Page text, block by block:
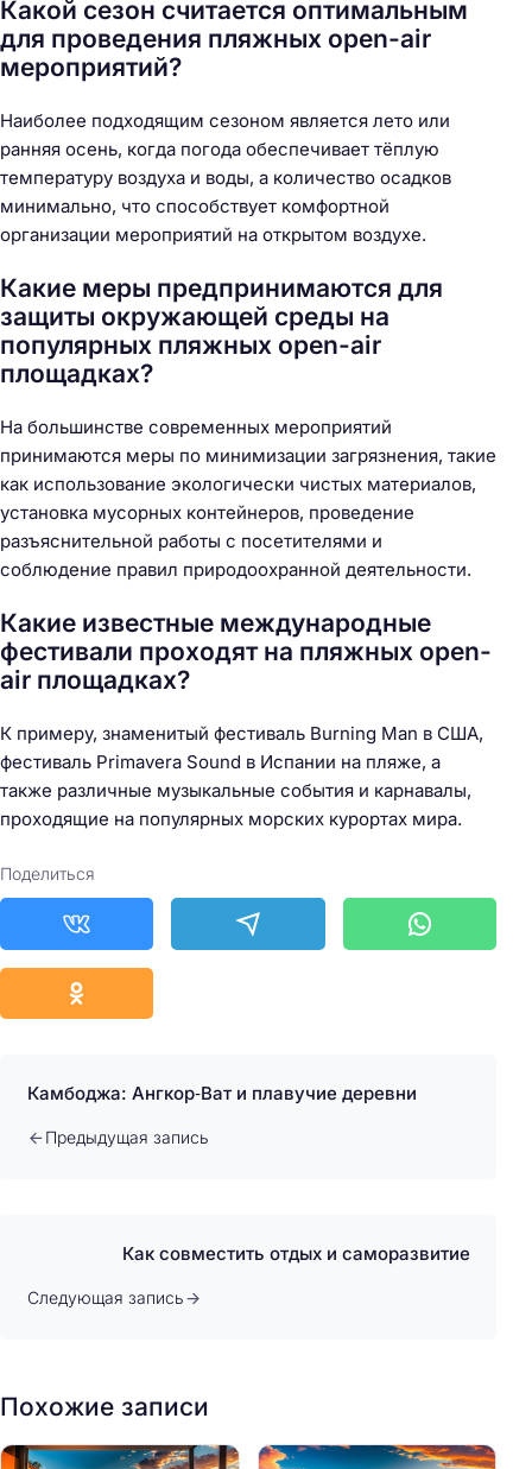
Какой сезон считается оптимальным
для проведения пляжных open-air
мероприятий?
Наиболее подходящим сезоном является лето или
ранняя осень, когда погода обеспечивает тёплую
температуру воздуха и воды, а количество осадков
минимально, что способствует комфортной
организации мероприятий на открытом воздухе.
Какие меры предпринимаются для
защиты окружающей среды на
популярных пляжных open-air
площадках?
На большинстве современных мероприятий
принимаются меры по минимизации загрязнения, такие
как использование экологически чистых материалов,
установка мусорных контейнеров, проведение
разъяснительной работы с посетителями и
соблюдение правил природоохранной деятельности.
Какие известные международные
фестивали проходят на пляжных open-
air площадках?
К примеру, знаменитый фестиваль Burning Man в США,
фестиваль Primavera Sound в Испании на пляже, а
также различные музыкальные события и карнавалы,
проходящие на популярных морских курортах мира.
Поделиться
Камбоджа: Ангкор‑Ват и плавучие деревни
Предыдущая запись
Как совместить отдых и саморазвитие
Следующая запись
Похожие записи